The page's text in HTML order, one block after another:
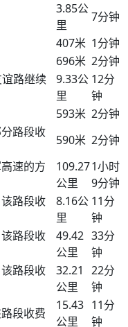
3.85公
里
7分钟
407米 1分钟
696米 2分钟
路继续
9.33公
里
12分
钟
593米 2分钟
路段收
590米 2分钟
速的方
109.27
公里
1小时
9分钟
路段收
8.16公
里
11分
钟
路段收
49.42
公里
33分
钟
路段收
32.21
公里
22分
钟
段收费
15.43
公里
11分
钟